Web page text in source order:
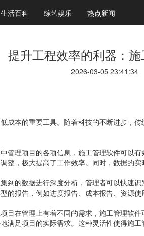
生活百科 综艺娱乐 热点新闻
提升工程效率的利器：
2026-03-05 23:41:34
成本的重要工具。随着科技的不断进步，
管理项目的各项信息，施工管理软件可以
，极大提高了工作效率。同时，数据的
到的数据进行深度分析，管理者可以快速
报告，例如进度报告、成本报告、资源
目在管理上有着不同的需求，施工管理软
满足项目的实际需求。这种灵活性使得施